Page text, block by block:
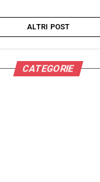
ALTRI POST
CATEGORIE